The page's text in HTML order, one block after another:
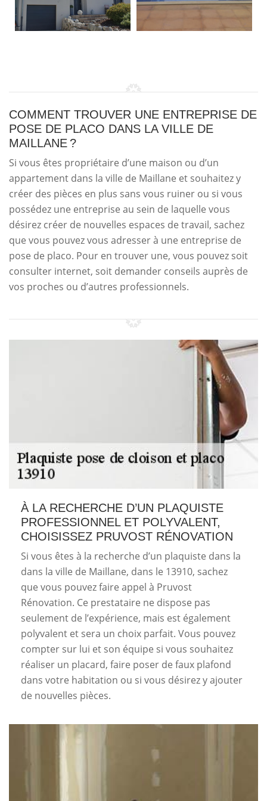
COMMENT TROUVER UNE ENTREPRISE DE
POSE DE PLACO DANS LA VILLE DE
MAILLANE ?
Si vous êtes propriétaire d’une maison ou d’un
appartement dans la ville de Maillane et souhaitez y
créer des pièces en plus sans vous ruiner ou si vous
possédez une entreprise au sein de laquelle vous
désirez créer de nouvelles espaces de travail, sachez
que vous pouvez vous adresser à une entreprise de
pose de placo. Pour en trouver une, vous pouvez soit
consulter internet, soit demander conseils auprès de
vos proches ou d’autres professionnels.
À LA RECHERCHE D’UN PLAQUISTE
PROFESSIONNEL ET POLYVALENT,
CHOISISSEZ PRUVOST RÉNOVATION
Si vous êtes à la recherche d’un plaquiste dans la
dans la ville de Maillane, dans le 13910, sachez
que vous pouvez faire appel à Pruvost
Rénovation. Ce prestataire ne dispose pas
seulement de l’expérience, mais est également
polyvalent et sera un choix parfait. Vous pouvez
compter sur lui et son équipe si vous souhaitez
réaliser un placard, faire poser de faux plafond
dans votre habitation ou si vous désirez y ajouter
de nouvelles pièces.